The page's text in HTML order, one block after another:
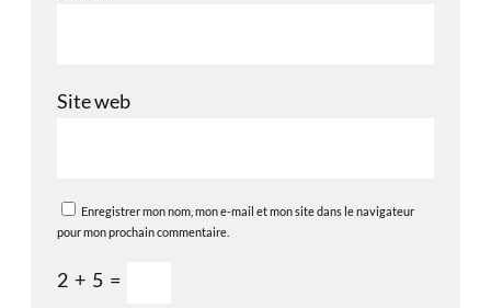
Site web
Enregistrer mon nom, mon e-mail et mon site dans le navigateur
pour mon prochain commentaire.
2 + 5 =